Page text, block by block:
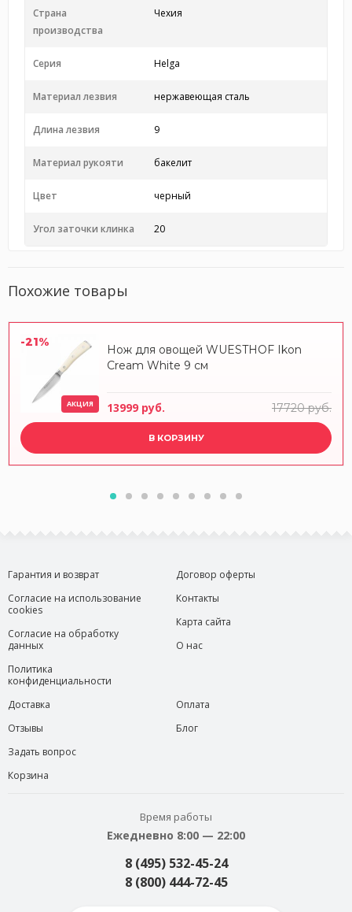
Страна
производства
Чехия
Серия Helga
Материал лезвия нержавеющая сталь
Длина лезвия 9
Материал рукояти бакелит
Цвет черный
Угол заточки клинка 20
Похожие товары
-21%
АКЦИЯ
Нож для овощей WUESTHOF Ikon
Cream White 9 см
13999 руб. 17720 руб.
В КОРЗИНУ
Гарантия и возврат
Согласие на использование
cookies
Согласие на обработку
данных
Политика
конфиденциальности
Договор оферты
Контакты
Карта сайта
О нас
Доставка
Отзывы
Задать вопрос
Корзина
Оплата
Блог
Время работы
Ежедневно 8:00 — 22:00
8 (495) 532-45-24
8 (800) 444-72-45